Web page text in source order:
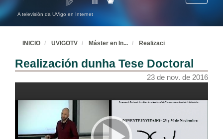
A televisión da UVigo en Internet
SEARCH
INICIO UVIGOTV Máster en In... Realizaci
Realización dunha Tese Doctoral
23 de nov. de 2016